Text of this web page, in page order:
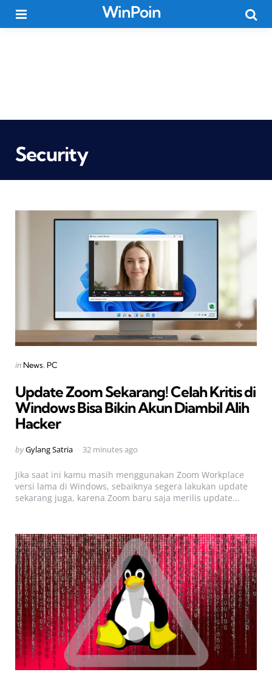
WinPoin
Security
Categories
Posted
in News PC
Update Zoom Sekarang! Celah Kritis di
Windows Bisa Bikin Akun Diambil Alih
Hacker
Posted
byGylang Satria 32 minutes ago
Jika saat ini kamu masih menggunakan Zoom Workplace
versi lama di Windows, sebaiknya segera lakukan update
sekarang juga, karena Zoom baru saja merilis update...